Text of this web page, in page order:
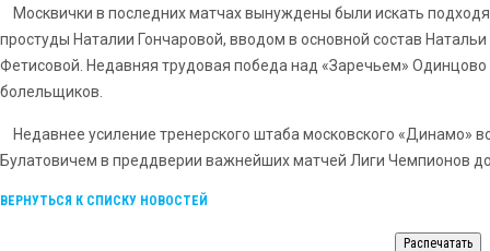
Москвички в последних матчах вынуждены были искать
простуды Наталии Гончаровой, вводом в основной состав
Фетисовой. Недавняя трудовая победа над «Заречьем»
болельщиков.
Недавнее усиление тренерского штаба московского «Динамо»
Булатовичем в преддверии важнейших матчей Лиги Чемпионов
ВЕРНУТЬСЯ К СПИСКУ НОВОСТЕЙ